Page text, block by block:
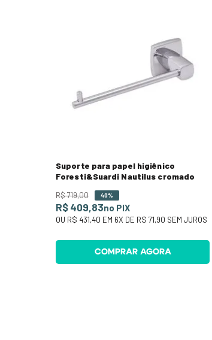
Suporte para papel higiênico
Foresti&Suardi Nautilus cromado
R$719,00 40%
R$ 409,83no PIX
OU R$ 431,40 EM 6X DE R$ 71,90 SEM JUROS
COMPRAR AGORA